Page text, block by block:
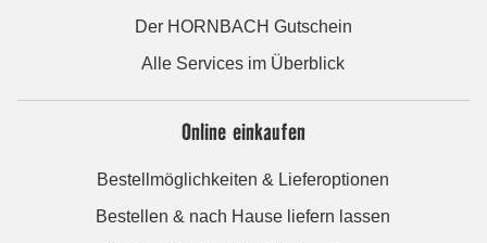
Der HORNBACH Gutschein
Alle Services im Überblick
Online einkaufen
Bestellmöglichkeiten & Lieferoptionen
Bestellen & nach Hause liefern lassen